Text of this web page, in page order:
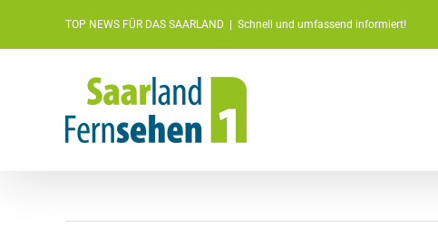
TOP NEWS FÜR DAS SAARLAND Schnell und umfassend informiert!